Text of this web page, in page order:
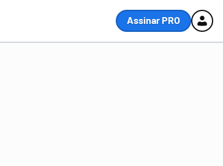
Assinar PRO